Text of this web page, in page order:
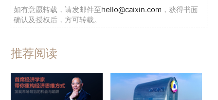
如有意愿转载，请发邮件至hello@caixin.com ，获得书面
确认及授权后，方可转载。
推荐阅读